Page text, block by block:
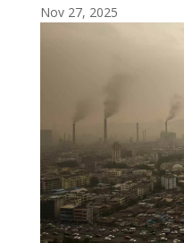
Nov 27, 2025